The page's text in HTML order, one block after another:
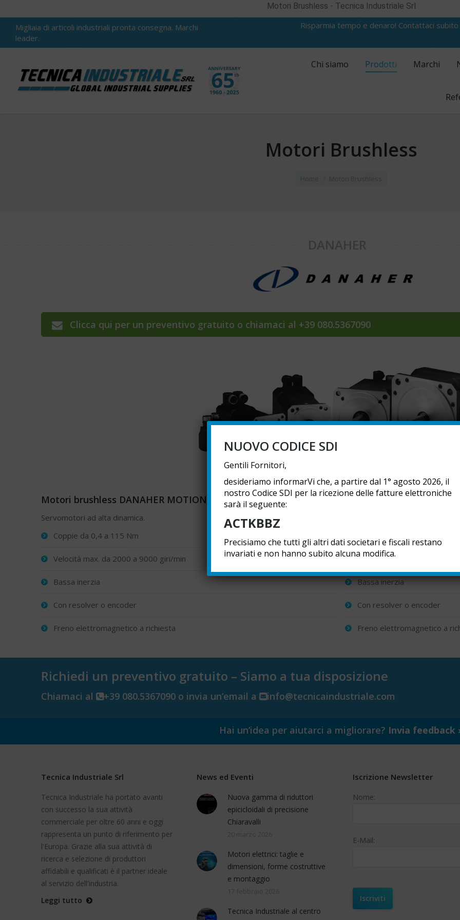
Motori Brushless - Tecnica Industriale Srl
Migliaia di articoli industriali pronta consegna. Marchi
leader.
Risparmia tempo e denaro! Contattaci
Chi siamo Prodotti Marchi
Motori Brushless
Clicca qui per un preventivo gratuito o chiamaci al +39 080.5367090
Motori brushless DANAHER MOTION DBL
Servomotori ad alta dinamica.
Coppie da 0,4 a 115 Nm
Velocità max. da 2000 a 9000 giri/min
Bassa inerzia
Con resolver o encoder
Freno elettromagnetico a richiesta
Motori brushless
Velocità max. da 3000 a
Bassa inerzia
Con resolver o encoder
Freno elettromagnetico a
Richiedi un preventivo gratuito – Siamo a tua disposizione
Chiamaci al +39 080.5367090 o invia un’email a info@tecnicaindustriale.com
Hai un’idea per aiutarci a migliorare? Invia feedback
Tecnica Industriale Srl
Tecnica Industriale ha portato avanti
con successo la sua attività
commerciale per oltre 60 anni e oggi
rappresenta un punto di riferimento per
l'Europa. Grazie alla sua attività di
ricerca e selezione di produttori
affidabili e qualificati è il partner ideale
al servizio dell'industria.
Leggi tutto
News ed Eventi
Nuova gamma di riduttori
epicicloidali di precisione
Chiaravalli
Motori elettrici: taglie e
dimensioni, forme costruttive
e montaggio
Tecnica Industriale al centro
Iscrizione Newsletter
Nome:
E-Mail:
NUOVO CODICE SDI
Gentili Fornitori,
desideriamo informarVi che, a partire dal 1° agosto 2026, il
nostro Codice SDI per la ricezione delle fatture elettroniche
sarà il seguente:
ACTKBBZ
Precisiamo che tutti gli altri dati societari e fiscali restano
invariati e non hanno subito alcuna modifica.